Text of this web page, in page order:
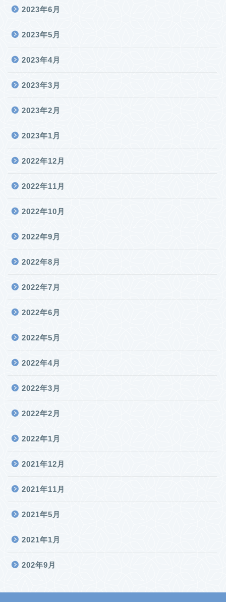
2023年6月
2023年5月
2023年4月
2023年3月
2023年2月
2023年1月
2022年12月
2022年11月
2022年10月
2022年9月
2022年8月
2022年7月
2022年6月
2022年5月
2022年4月
2022年3月
2022年2月
2022年1月
2021年12月
2021年11月
2021年5月
2021年1月
202年9月